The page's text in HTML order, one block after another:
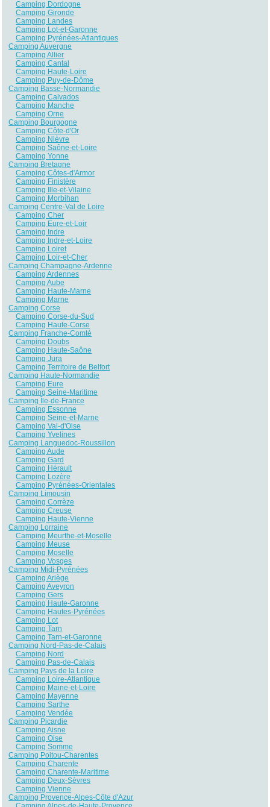
Camping Dordogne
Camping Gironde
Camping Landes
Camping Lot-et-Garonne
Camping Pyrénées-Atlantiques
Camping Auvergne
Camping Allier
Camping Cantal
Camping Haute-Loire
Camping Puy-de-Dôme
Camping Basse-Normandie
Camping Calvados
Camping Manche
Camping Orne
Camping Bourgogne
Camping Côte-d'Or
Camping Nièvre
Camping Saône-et-Loire
Camping Yonne
Camping Bretagne
Camping Côtes-d'Armor
Camping Finistère
Camping Ille-et-Vilaine
Camping Morbihan
Camping Centre-Val de Loire
Camping Cher
Camping Eure-et-Loir
Camping Indre
Camping Indre-et-Loire
Camping Loiret
Camping Loir-et-Cher
Camping Champagne-Ardenne
Camping Ardennes
Camping Aube
Camping Haute-Marne
Camping Marne
Camping Corse
Camping Corse-du-Sud
Camping Haute-Corse
Camping Franche-Comté
Camping Doubs
Camping Haute-Saône
Camping Jura
Camping Territoire de Belfort
Camping Haute-Normandie
Camping Eure
Camping Seine-Maritime
Camping Île-de-France
Camping Essonne
Camping Seine-et-Marne
Camping Val-d'Oise
Camping Yvelines
Camping Languedoc-Roussillon
Camping Aude
Camping Gard
Camping Hérault
Camping Lozère
Camping Pyrénées-Orientales
Camping Limousin
Camping Corrèze
Camping Creuse
Camping Haute-Vienne
Camping Lorraine
Camping Meurthe-et-Moselle
Camping Meuse
Camping Moselle
Camping Vosges
Camping Midi-Pyrénées
Camping Ariège
Camping Aveyron
Camping Gers
Camping Haute-Garonne
Camping Hautes-Pyrénées
Camping Lot
Camping Tarn
Camping Tarn-et-Garonne
Camping Nord-Pas-de-Calais
Camping Nord
Camping Pas-de-Calais
Camping Pays de la Loire
Camping Loire-Atlantique
Camping Maine-et-Loire
Camping Mayenne
Camping Sarthe
Camping Vendée
Camping Picardie
Camping Aisne
Camping Oise
Camping Somme
Camping Poitou-Charentes
Camping Charente
Camping Charente-Maritime
Camping Deux-Sèvres
Camping Vienne
Camping Provence-Alpes-Côte d'Azur